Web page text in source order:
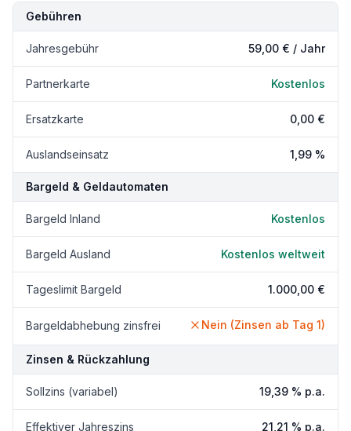
Kondition Details
Gebühren
Jahresgebühr 59,00 € / Jahr
Partnerkarte Kostenlos
Ersatzkarte 0,00 €
Auslandseinsatz 1,99 %
Bargeld & Geldautomaten
Bargeld Inland Kostenlos
Bargeld Ausland Kostenlos weltweit
Tageslimit Bargeld 1.000,00 €
Bargeldabhebung zinsfrei Nein (Zinsen ab Tag 1)
Zinsen & Rückzahlung
Sollzins (variabel) 19,39 % p.a.
Effektiver Jahreszins 21,21 % p.a.